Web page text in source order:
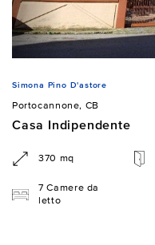
Simona Pino D'astore
Portocannone, CB
Casa Indipendente
370 mq
7 Camere da
letto